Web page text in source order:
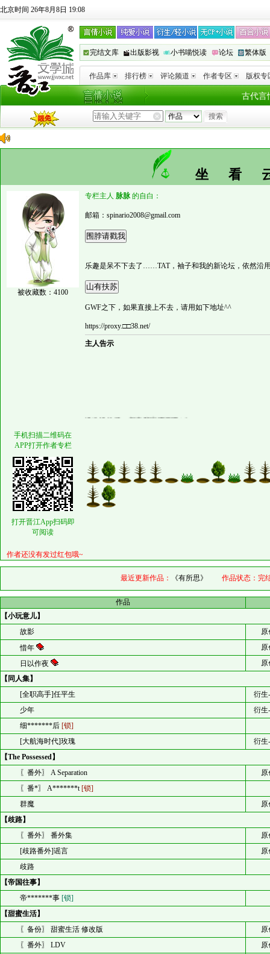
北京时间 26年8月8日 19:08
完结文库 出版影视 小书喵悦读 论坛 繁体版
作品库 排行榜 评论频道 作者专区 版权专
古代言
坐看
被收藏数：4100
专栏主人 脉脉 的自白：
邮箱：spinario2008@gmail.com
乐趣是呆不下去了……TAT，袖子和我的新论坛，依然沿
GWF之下，如果直接上不去，请用如下地址^^
https://proxy.□□38.net/
主人告示
手机扫描二维码在
APP打开作者专栏
打开晋江App扫码即
可阅读
作者还没有发过红包哦~
最近更新作品： 《有所思》 作品状态： 完
作品
【小玩意儿】
故影
原
惜年
原
日以作夜
原
【同人集】
[全职高手]任平生
衍生
少年
衍生
细*******后 [锁]
[大航海时代]玫瑰
衍生
【The Possessed】
〖番外〗 A Separation
原
〖番*〗 A*******t [锁]
群魔
原
【歧路】
〖番外〗 番外集
原
[歧路番外]谣言
原
歧路
【帝国往事】
帝*******事 [锁]
【甜蜜生活】
〖备份〗 甜蜜生活 修改版
原
〖番外〗 LDV
原